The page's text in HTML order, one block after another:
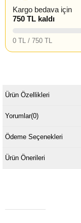
Kargo bedava için
750 TL kaldı
0 TL / 750 TL
Ürün Özellikleri
Yorumlar(0)
Ödeme Seçenekleri
Ürün Önerileri